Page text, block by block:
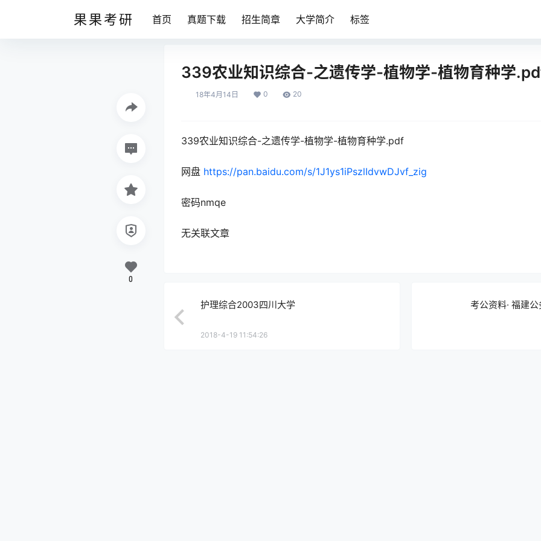
果果考研 首页 真题下载 招生简章 大学简介 标签
339农业知识综合-之遗传学-植物学-植物育种学
18年4月14日 0 20
339农业知识综合-之遗传学-植物学-植物育种学.pdf
网盘 https://pan.baidu.com/s/1J1ys1iPszlIdvwDJvf_zig
密码nmqe
无关联文章
0
护理综合2003四川大学
2018-4-19 11:54:26
考公资料· 福建